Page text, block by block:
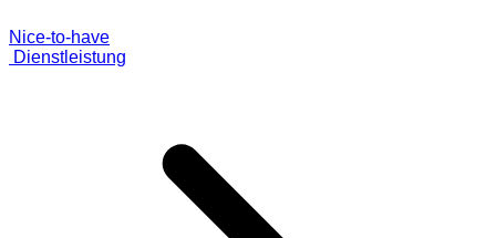
Nice-to-have
Dienstleistung